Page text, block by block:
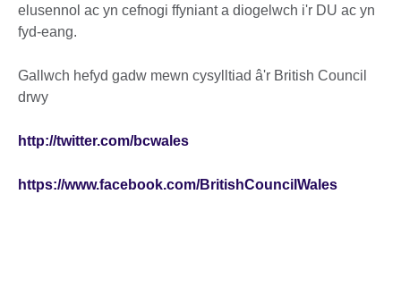
elusennol ac yn cefnogi ffyniant a diogelwch i'r DU ac yn
fyd-eang.
Gallwch hefyd gadw mewn cysylltiad â'r British Council
drwy
http://twitter.com/bcwales
https://www.facebook.com/BritishCouncilWales